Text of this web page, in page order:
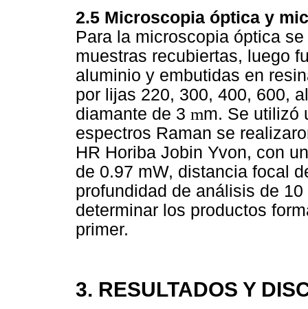
2.5 Microscopia óptica y
Para la microscopia óptica
muestras recubiertas, luego
aluminio y embutidas en
por lijas 220, 300, 400, 600,
diamante de 3 mm. Se utilizó
espectros Raman se
HR Horiba Jobin Yvon, con
de 0.97 mW, distancia focal
profundidad de análisis de 10
determinar los productos
primer.
3. RESULTADOS Y